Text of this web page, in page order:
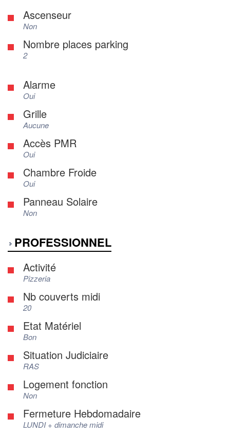
Ascenseur
Non
Nombre places parking
2
Alarme
Oui
Grille
Aucune
Accès PMR
Oui
Chambre Froide
Oui
Panneau Solaire
Non
PROFESSIONNEL
Activité
Pizzeria
Nb couverts midi
20
Etat Matériel
Bon
Situation Judiciaire
RAS
Logement fonction
Non
Fermeture Hebdomadaire
LUNDI + dimanche midi